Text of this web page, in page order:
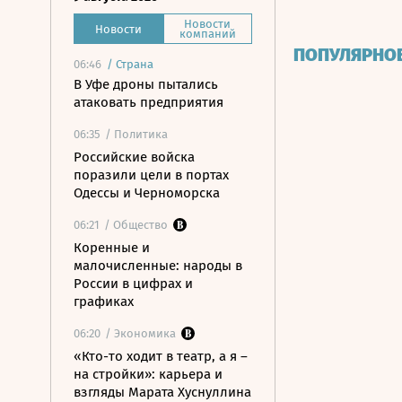
Новости Новости
компаний
06:46 / Страна
В Уфе дроны пытались
атаковать предприятия
06:35 / Политика
Российские войска
поразили цели в портах
Одессы и Черноморска
06:21 / Общество
Коренные и
малочисленные: народы в
России в цифрах и
графиках
06:20 / Экономика
«Кто-то ходит в театр, а я –
на стройки»: карьера и
взгляды Марата Хуснуллина